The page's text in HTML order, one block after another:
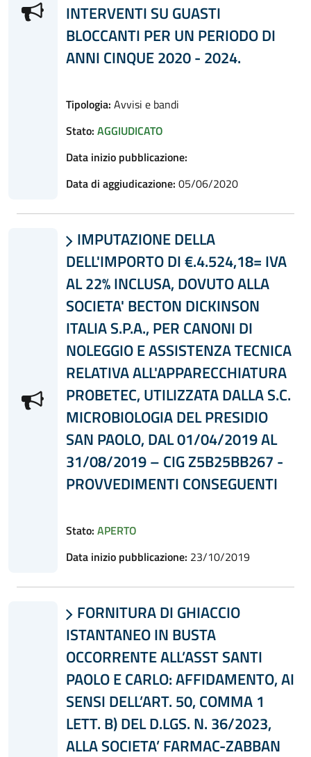
INTERVENTI SU GUASTI
BLOCCANTI PER UN PERIODO DI
ANNI CINQUE 2020 - 2024.
Tipologia: Avvisi e bandi
Stato: AGGIUDICATO
Data inizio pubblicazione:
Data di aggiudicazione: 05/06/2020
 IMPUTAZIONE DELLA
DELL'IMPORTO DI €.4.524,18= IVA
AL 22% INCLUSA, DOVUTO ALLA
SOCIETA' BECTON DICKINSON
ITALIA S.P.A., PER CANONI DI
NOLEGGIO E ASSISTENZA TECNICA
RELATIVA ALL'APPARECCHIATURA
PROBETEC, UTILIZZATA DALLA S.C.
MICROBIOLOGIA DEL PRESIDIO
SAN PAOLO, DAL 01/04/2019 AL
31/08/2019 – CIG Z5B25BB267 -
PROVVEDIMENTI CONSEGUENTI
Stato: APERTO
Data inizio pubblicazione: 23/10/2019
 FORNITURA DI GHIACCIO
ISTANTANEO IN BUSTA
OCCORRENTE ALL’ASST SANTI
PAOLO E CARLO: AFFIDAMENTO, AI
SENSI DELL’ART. 50, COMMA 1
LETT. B) DEL D.LGS. N. 36/2023,
ALLA SOCIETA’ FARMAC-ZABBAN